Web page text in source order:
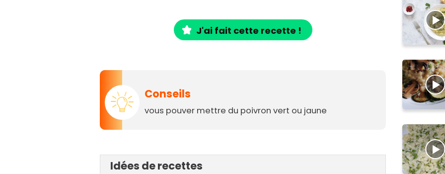
J'ai fait cette recette !
Conseils
vous pouver mettre du poivron vert ou jaune
Idées de recettes